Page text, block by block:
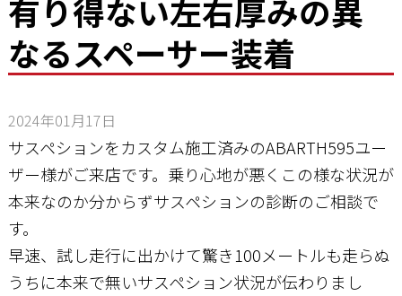
その他サービス
店舗案内
工場通信
お問い合わせ
有り得ない左右厚みの異
なるスペーサー装着
2024年01月17日
サスペションをカスタム施工済みのABARTH595ユー
ザー様がご来店です。乗り心地が悪くこの様な状況が
本来なのか分からずサスペションの診断のご相談で
す。
早速、試し走行に出かけて驚き100メートルも走らぬ
うちに本来で無いサスペション状況が伝わりまし